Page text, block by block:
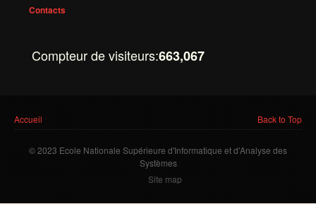
INTERNATIONAL
Accueil d'étudiants
Financements
Contacts
Compteur de visiteurs:663,067
Vous êtes ici
Accueil Back to Top
© 2023 Ecole Nationale Supérieure d'Informatique et d'Analyse des
Systèmes
Site map